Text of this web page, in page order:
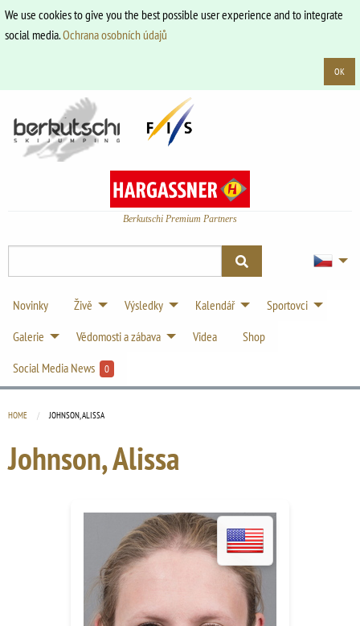
We use cookies to give you the best possible user experience and to integrate
social media.Ochrana osobních údajů
OK
Berkutschi Premium Partners
Novinky Živě Výsledky Kalendář
Sportovci
Galerie
Vědomosti a zábava Videa
Shop
Social Media News
0
HOME CURRENT:
JOHNSON, ALISSA
Johnson, Alissa